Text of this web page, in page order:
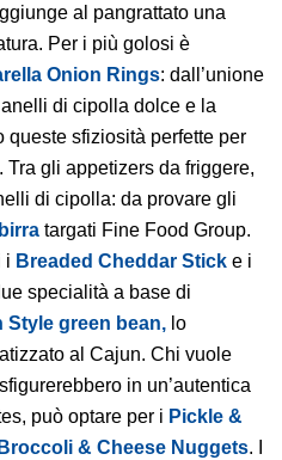
al pangrattato una
Per i più golosi è
Onion Rings: dall’unione
di cipolla dolce e la
queste sfiziosità perfette per
gli appetizers da friggere,
di cipolla: da provare gli
targati Fine Food Group.
i Breaded Cheddar Stick e i
specialità a base di
Style green bean, lo
al Cajun. Chi vuole
in un’autentica
può optare per i Pickle &
Broccoli & Cheese Nuggets. I